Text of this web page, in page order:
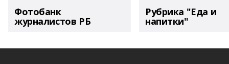
Фотобанк
журналистов РБ
Рубрика "Еда и
напитки"